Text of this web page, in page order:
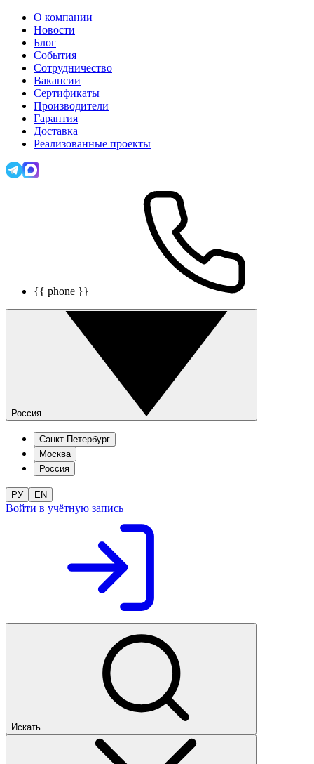
О компании
Новости
Блог
События
Сотрудничество
Вакансии
Сертификаты
Производители
Гарантия
Доставка
Реализованные проекты
{{ phone }}
Россия
Санкт-Петербург
Москва
Россия
РУ EN
Войти в учётную запись
Искать